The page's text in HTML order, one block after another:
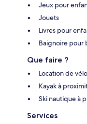
Jeux pour
Jouets
Livres pour
Baignoire pour
Que faire ?
Location de
Kayak à
Ski nautique à
Services